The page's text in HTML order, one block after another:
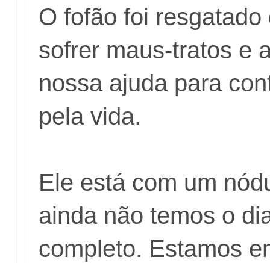
O fofão foi
sofrer maus-tratos e
nossa ajuda para
pela vida.
Ele está com um
ainda não temos o
completo. Estamos